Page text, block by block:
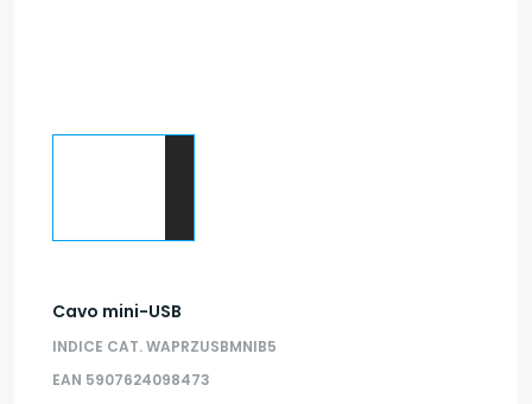
Cavo mini-USB
INDICE CAT. WAPRZUSBMNIB5
EAN 5907624098473